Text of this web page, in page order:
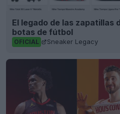
El legado de las zapatillas
botas de fútbol
OFICIAL Sneaker Legacy